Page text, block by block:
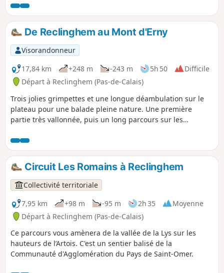
d’Agglomération du Pays de Saint-Omer.
De Reclinghem au Mont d'Erny
Visorandonneur
17,84 km
+248 m -243 m 5h 50
Difficile
Départ à Reclinghem (Pas-de-Calais)
Trois jolies grimpettes et une longue déambulation sur le
plateau pour une balade pleine nature. Une première
partie très vallonnée, puis un long parcours sur les
vue magnifique. Cerise sur le gâteau, je propose en
supplément une petite boucle qui fait monter le dénivelé à
plus de 300 m.
Circuit Les Romains à Reclinghem
Collectivité territoriale
7,95 km
+98 m -95 m 2h 35
Moyenne
Départ à Reclinghem (Pas-de-Calais)
Ce parcours vous amènera de la vallée de la Lys sur les
hauteurs de l’Artois. C'est un sentier balisé de la
Communauté d'Agglomération du Pays de Saint-Omer.